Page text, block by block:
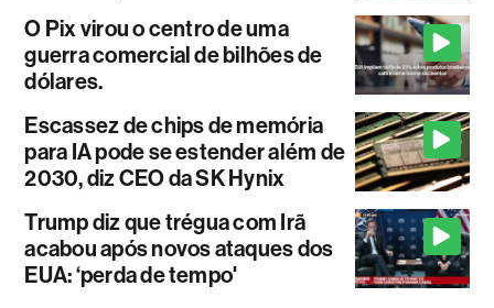
O Pix virou o centro de uma
guerra comercial de bilhões de
dólares.
Escassez de chips de memória
para IA pode se estender além de
2030, diz CEO da SK Hynix
Trump diz que trégua com Irã
acabou após novos ataques dos
EUA: ‘perda de tempo'